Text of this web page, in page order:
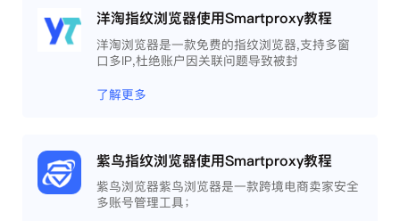
洋淘指纹浏览器使用Smartproxy教程
洋淘浏览器是一款免费的指纹浏览器,支持多窗
口多IP,杜绝账户因关联问题导致被封
了解更多
紫鸟指纹浏览器使用Smartproxy教程
紫鸟浏览器紫鸟浏览器是一款跨境电商卖家安全
多账号管理工具；